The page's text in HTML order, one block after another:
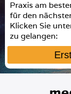
Praxis am
für den
Klicken Sie
zu gelangen: